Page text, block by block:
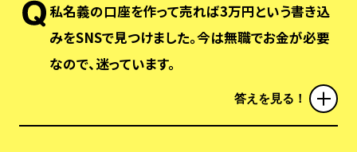
私名義の口座を作って売れば3万円という書き込
みをSNSで見つけました。今は無職でお金が必要
なので、迷っています。
答えを見る！